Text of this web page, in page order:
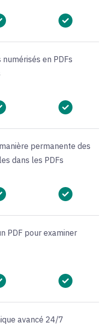
en PDFs
permanente des
dans les PDFs
PDF pour examiner
avancé 24/7